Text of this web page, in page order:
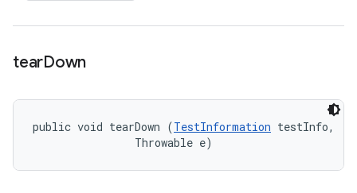
tearDown
public void tearDown (TestInformation testInfo,
                Throwable e)